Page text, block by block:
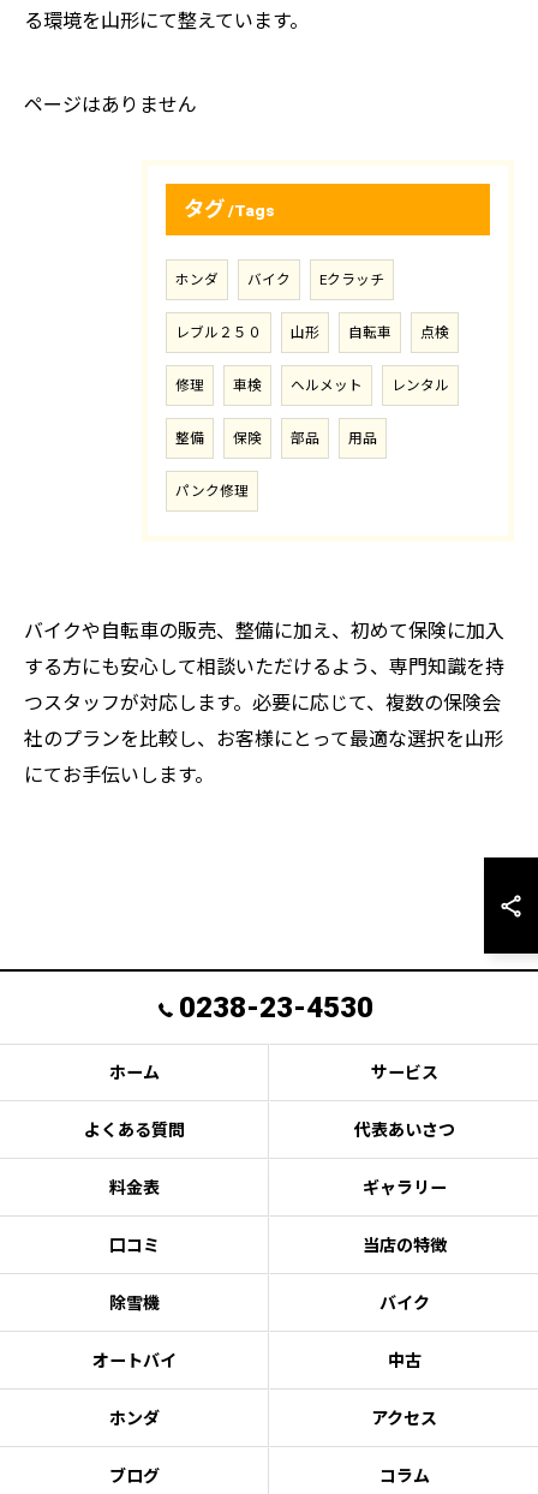
る環境を山形にて整えています。
ページはありません
タグ Tags
ホンダ バイク Eクラッチ
レブル２５０ 山形 自転車 点検
修理 車検 ヘルメット レンタル
整備 保険 部品 用品
パンク修理
バイクや自転車の販売、整備に加え、初めて保険に加入
する方にも安心して相談いただけるよう、専門知識を持
つスタッフが対応します。必要に応じて、複数の保険会
社のプランを比較し、お客様にとって最適な選択を山形
にてお手伝いします。
0238-23-4530
ホーム サービス
よくある質問 代表あいさつ
料金表 ギャラリー
口コミ 当店の特徴
除雪機 バイク
オートバイ 中古
ホンダ アクセス
ブログ コラム